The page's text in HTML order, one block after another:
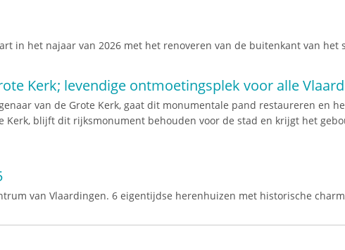
in het najaar van 2026 met het renoveren van de buitenkant van het
Kerk; levendige ontmoetingsplek voor alle
van de Grote Kerk, gaat dit monumentale pand restaureren en
Kerk, blijft dit rijksmonument behouden voor de stad en krijgt het
van Vlaardingen. 6 eigentijdse herenhuizen met historische